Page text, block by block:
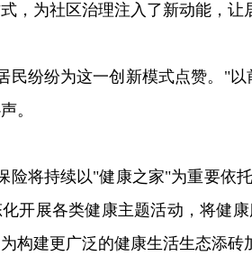
，为社区治理注入了新动能，
民纷纷为这一创新模式点赞。"
。
险将持续以"健康之家"为重要依
开展各类健康主题活动，将健
构建更广泛的健康生活生态添砖